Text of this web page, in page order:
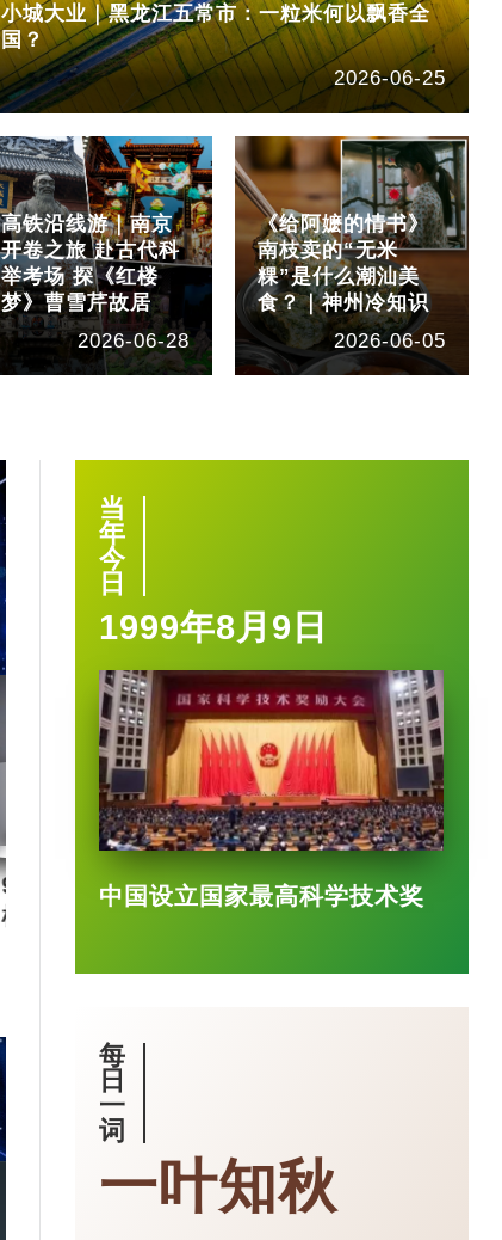
小城大业｜黑龙江五常市：一粒米何以飘香全
国？
2026-06-25
高铁沿线游｜南京
开卷之旅 赴古代科
举考场 探《红楼
梦》曹雪芹故居
2026-06-28
《给阿嬷的情书》
南枝卖的“无米
粿”是什么潮汕美
食？｜神州冷知识
2026-06-05
90后王兴兴 “英语学渣”是
机械人天才
1:40
智慧城市｜杭
大脑” 有何神
当
年
今
日
1999年8月9日
中国设立国家最高科学技术奖
每
日
一
词
一叶知秋